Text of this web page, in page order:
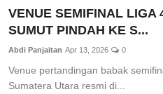
VENUE SEMIFINAL LIGA
SUMUT PINDAH KE S...
Abdi Panjaitan Apr 13, 2026 0
Venue pertandingan babak
Sumatera Utara resmi di...